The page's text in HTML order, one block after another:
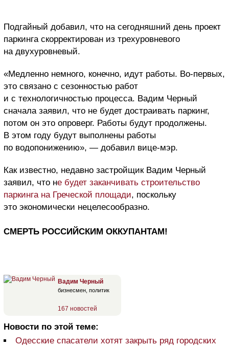
Подгайный добавил, что на сегодняшний день проект
паркинга скорректирован из трехуровневого
на двухуровневый.
«Медленно немного, конечно, идут работы. Во-первых,
это связано с сезонностью работ
и с технологичностью процесса. Вадим Черный
сначала заявил, что не будет достраивать паркинг,
потом он это опроверг. Работы будут продолжены.
В этом году будут выполнены работы
по водопонижению», — добавил вице-мэр.
Как известно, недавно застройщик Вадим Черный
заявил, что не будет заканчивать строительство
паркинга на Греческой площади, поскольку
это экономически нецелесообразно.
СМЕРТЬ РОССИЙСКИМ ОККУПАНТАМ!
Вадим Черный
бизнесмен, политик
167 новостей
Новости по этой теме:
Одесские спасатели хотят закрыть ряд городских